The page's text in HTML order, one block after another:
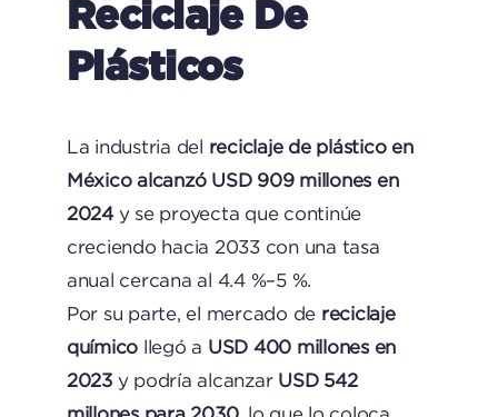
Reciclaje De
Plásticos
La industria del reciclaje de plástico en
México alcanzó USD 909 millones en
2024y se proyecta que continúe
creciendo hacia 2033 con una tasa
anual cercana al 4.4 %–5 %.
Por su parte, el mercado de reciclaje
químico llegó a USD 400 millones en
2023y podría alcanzar USD 542